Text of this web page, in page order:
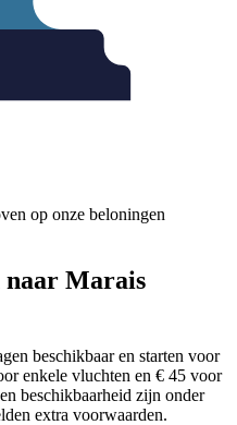
op onze beloningen
naar Marais
beschikbaar en starten voor
enkele vluchten en € 45 voor
beschikbaarheid zijn onder
extra voorwaarden.